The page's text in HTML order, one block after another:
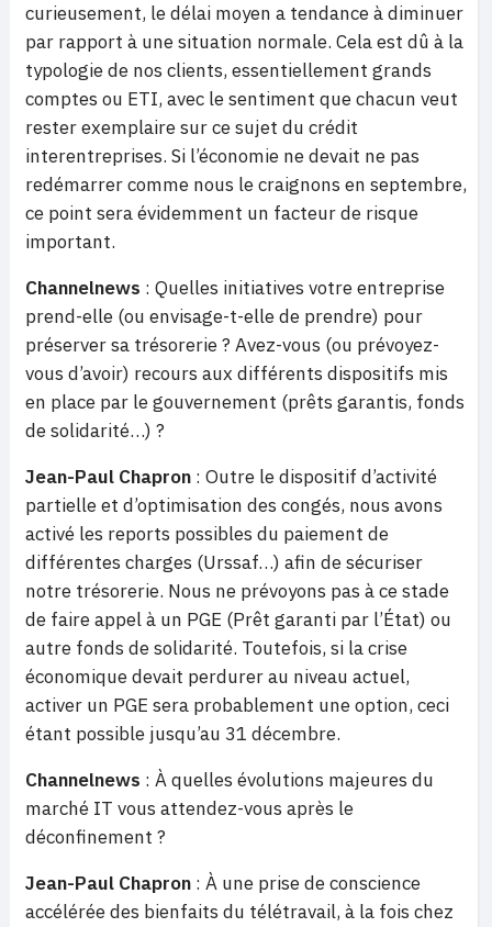
curieusement, le délai moyen a tendance à diminuer
par rapport à une situation normale. Cela est dû à la
typologie de nos clients, essentiellement grands
comptes ou ETI, avec le sentiment que chacun veut
rester exemplaire sur ce sujet du crédit
interentreprises. Si l’économie ne devait ne pas
redémarrer comme nous le craignons en septembre,
ce point sera évidemment un facteur de risque
important.
Channelnews : Quelles initiatives votre entreprise
prend-elle (ou envisage-t-elle de prendre) pour
préserver sa trésorerie ? Avez-vous (ou prévoyez-
vous d’avoir) recours aux différents dispositifs mis
en place par le gouvernement (prêts garantis, fonds
de solidarité…) ?
Jean-Paul Chapron : Outre le dispositif d’activité
partielle et d’optimisation des congés, nous avons
activé les reports possibles du paiement de
différentes charges (Urssaf…) afin de sécuriser
notre trésorerie. Nous ne prévoyons pas à ce stade
de faire appel à un PGE (Prêt garanti par l’État) ou
autre fonds de solidarité. Toutefois, si la crise
économique devait perdurer au niveau actuel,
activer un PGE sera probablement une option, ceci
étant possible jusqu’au 31 décembre.
Channelnews : À quelles évolutions majeures du
marché IT vous attendez-vous après le
déconfinement ?
Jean-Paul Chapron : À une prise de conscience
accélérée des bienfaits du télétravail, à la fois chez